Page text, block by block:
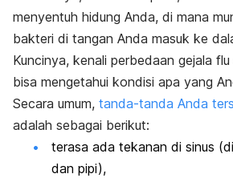
menyentuh hidung Anda, di mana
bakteri di tangan Anda masuk ke
Kuncinya, kenali perbedaan gejala
bisa mengetahui kondisi apa yang
Secara umum, tanda-tanda Anda
adalah sebagai berikut:
terasa ada tekanan di sinus
dan pipi),